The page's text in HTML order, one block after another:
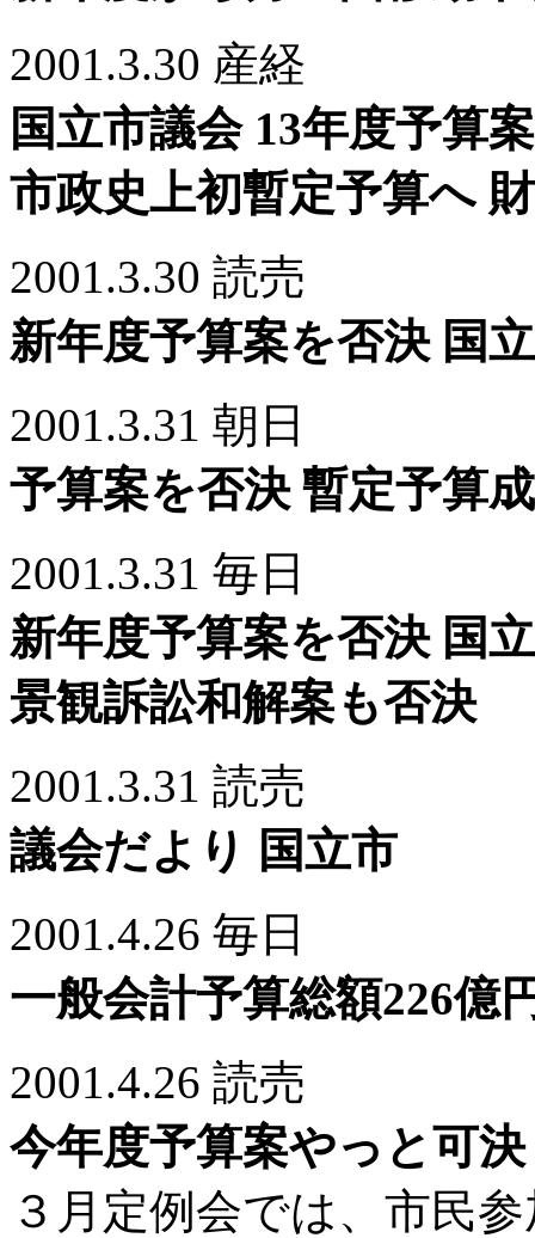
2001.3.30 産経
国立市議会 13年度予算
市政史上初暫定予算へ
2001.3.30 読売
新年度予算案を否決 国
2001.3.31 朝日
予算案を否決 暫定予算
2001.3.31 毎日
新年度予算案を否決 国
景観訴訟和解案も否決
2001.3.31 読売
議会だより 国立市
2001.4.26 毎日
一般会計予算総額226億
2001.4.26 読売
今年度予算案やっと可
３月定例会では、市民